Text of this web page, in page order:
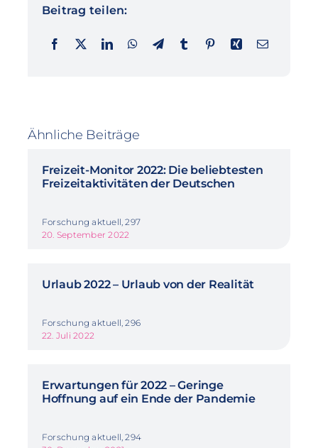
Beitrag teilen:
Ähnliche Beiträge
Freizeit-Monitor 2022: Die beliebtesten
Freizeitaktivitäten der Deutschen
Forschung aktuell, 297
20. September 2022
Urlaub 2022 – Urlaub von der Realität
Forschung aktuell, 296
22. Juli 2022
Erwartungen für 2022 – Geringe
Hoffnung auf ein Ende der Pandemie
Forschung aktuell, 294